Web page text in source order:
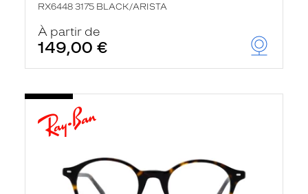
RX6448 3175 BLACK/ARISTA
À partir de
149,00 €